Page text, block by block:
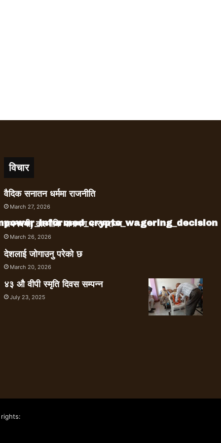
विचार
वैदिक सनातन धर्ममा राजनीति
March 27, 2026
रामनवमी, वाल्मीकि रामायण र रामराज्य
March 26, 2026
देशलाई जोगाउनु परेको छ
March 20, 2026
४३ औ वीपी स्मृति दिवस सम्पन्न
July 23, 2025